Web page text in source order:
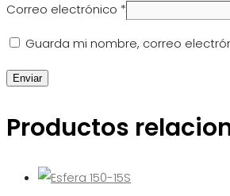
Correo electrónico *
Guarda mi nombre, correo
Productos